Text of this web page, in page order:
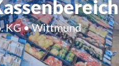
KG • Wittmund